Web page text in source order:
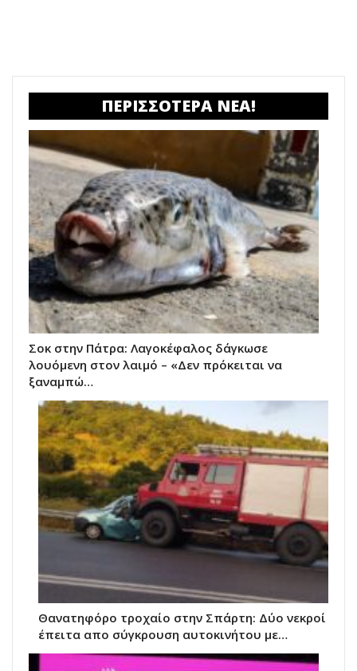
ΠΕΡΙΣΣΟΤΕΡΑ ΝΕΑ!
Σοκ στην Πάτρα: Λαγοκέφαλος δάγκωσε
λουόμενη στον λαιμό – «Δεν πρόκειται να
ξαναμπώ…
Θανατηφόρο τροχαίο στην Σπάρτη: Δύο νεκροί
έπειτα απο σύγκρουση αυτοκινήτου με…